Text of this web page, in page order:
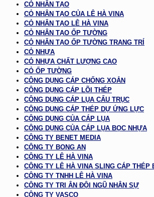
CỎ NHÂN TẠO
CỎ NHÂN TẠO CỦA LÊ HÀ VINA
CỎ NHÂN TẠO LÊ HÀ VINA
CỎ NHÂN TẠO ỐP TƯỜNG
CỎ NHÂN TẠO ỐP TƯỜNG TRANG TRÍ
CỎ NHỰA
CỎ NHỰA CHẤT LƯỢNG CAO
CỎ ỐP TƯỜNG
CÔNG DỤNG CÁP CHỐNG XOẮN
CÔNG DỤNG CÁP LÕI THÉP
CÔNG DỤNG CÁP LỤA CẨU TRỤC
CÔNG DỤNG CÁP THÉP DỰ ỨNG LỰC
CÔNG DỤNG CỦA CÁP LỤA
CÔNG DỤNG CỦA CÁP LỤA BỌC NHỰA
CÔNG TY BENET MEDIA
CÔNG TY BONG AN
CÔNG TY LÊ HÀ VINA
CÔNG TY LÊ HÀ VINA SLING CÁP THÉP
CÔNG TY TNHH LÊ HÀ VINA
CÔNG TY TRI ÂN ĐỘI NGŨ NHÂN SỰ
CÔNG TY VASCO